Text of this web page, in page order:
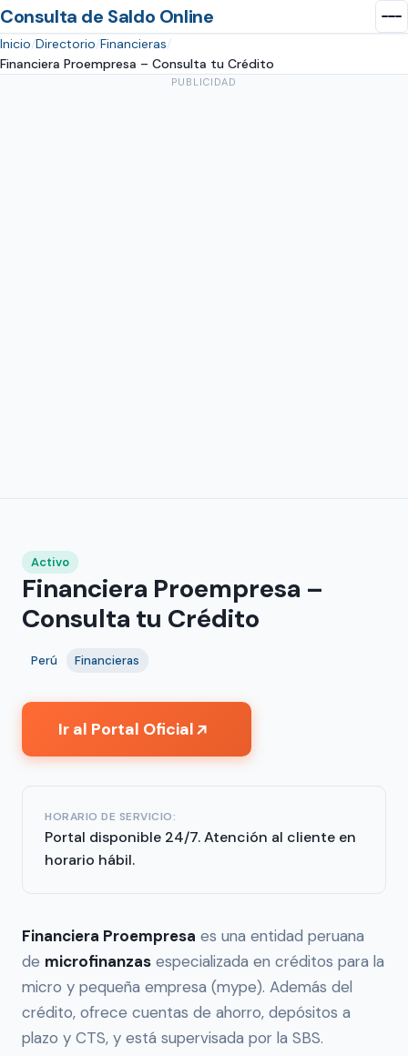
Consulta de Saldo Online
Inicio Directorio Financieras
Financiera Proempresa – Consulta tu Crédito
PUBLICIDAD
Activo
Financiera Proempresa –
Consulta tu Crédito
Perú Financieras
Ir al Portal Oficial↗
HORARIO DE SERVICIO:
Portal disponible 24/7. Atención al cliente en
horario hábil.
Financiera Proempresa es una entidad peruana
de microfinanzas especializada en créditos para la
micro y pequeña empresa (mype). Además del
crédito, ofrece cuentas de ahorro, depósitos a
plazo y CTS, y está supervisada por la SBS.